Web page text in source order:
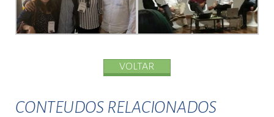
VOLTAR
CONTEUDOS RELACIONADOS